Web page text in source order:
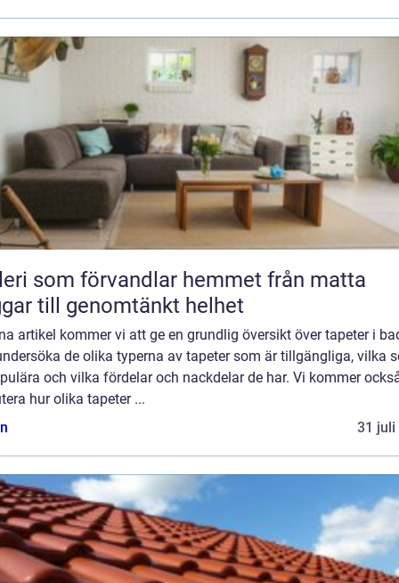
som förvandlar hemmet från matta
till genomtänkt helhet
artikel kommer vi att ge en grundlig översikt över tapeter i
de olika typerna av tapeter som är tillgängliga, vilka
och vilka fördelar och nackdelar de har. Vi kommer
hur olika tapeter ...
31 juli